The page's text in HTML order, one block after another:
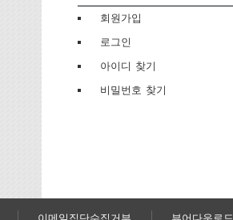
회원가입
로그인
아이디 찾기
비밀번호 찾기